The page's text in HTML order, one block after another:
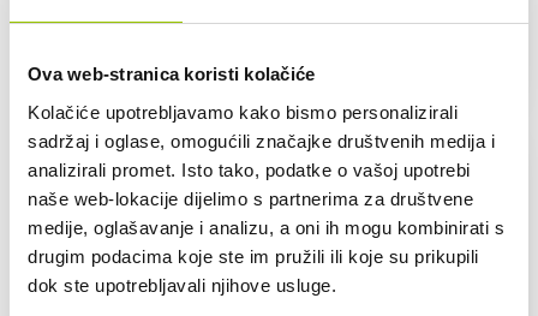
Ova web-stranica koristi kolačiće
Kolačiće upotrebljavamo kako bismo personalizirali
sadržaj i oglase, omogućili značajke društvenih medija i
analizirali promet. Isto tako, podatke o vašoj upotrebi
naše web-lokacije dijelimo s partnerima za društvene
medije, oglašavanje i analizu, a oni ih mogu kombinirati s
drugim podacima koje ste im pružili ili koje su prikupili
dok ste upotrebljavali njihove usluge.
VEĆ OD:416,90 € /mj